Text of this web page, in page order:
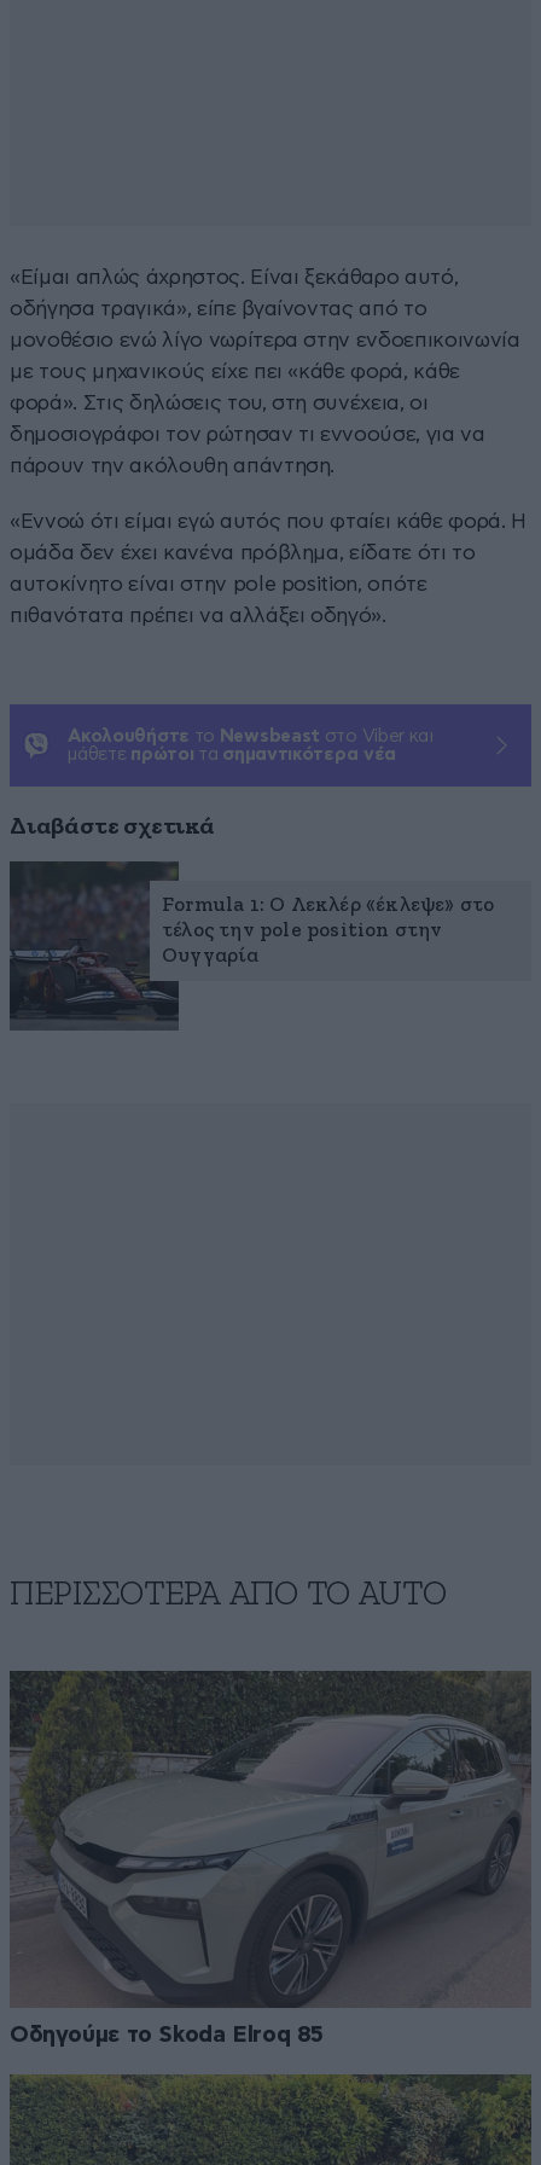
«Είμαι απλώς άχρηστος. Είναι ξεκάθαρο αυτό,
οδήγησα τραγικά», είπε βγαίνοντας από το
μονοθέσιο ενώ λίγο νωρίτερα στην ενδοεπικοινωνία
με τους μηχανικούς είχε πει «κάθε φορά, κάθε
φορά». Στις δηλώσεις του, στη συνέχεια, οι
δημοσιογράφοι τον ρώτησαν τι εννοούσε, για να
πάρουν την ακόλουθη απάντηση.
«Εννοώ ότι είμαι εγώ αυτός που φταίει κάθε φορά. Η
ομάδα δεν έχει κανένα πρόβλημα, είδατε ότι το
αυτοκίνητο είναι στην pole position, οπότε
πιθανότατα πρέπει να αλλάξει οδηγό».
Ακολουθήστε το Newsbeast στο Viber και
μάθετε πρώτοι τα σημαντικότερα νέα
Διαβάστε σχετικά
Formula 1: Ο Λεκλέρ «έκλεψε» στο
τέλος την pole position στην
Ουγγαρία
ΠΕΡΙΣΣΟΤΕΡΑ ΑΠΟ ΤΟ AUTO
Οδηγούμε το Skoda Elroq 85